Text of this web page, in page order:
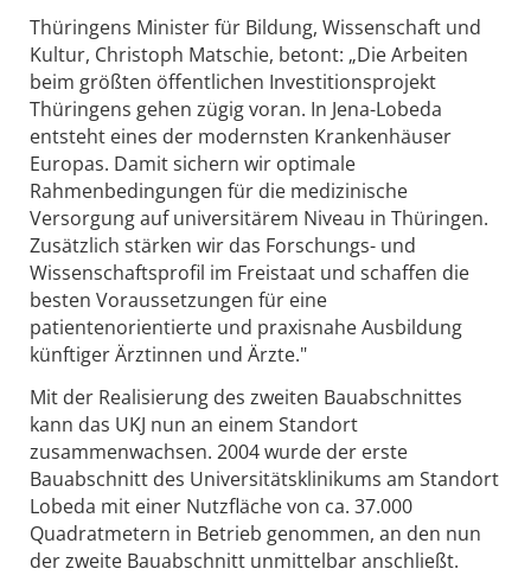
Thüringens Minister für Bildung, Wissenschaft und
Kultur, Christoph Matschie, betont: „Die Arbeiten
beim größten öffentlichen Investitionsprojekt
Thüringens gehen zügig voran. In Jena-Lobeda
entsteht eines der modernsten Krankenhäuser
Europas. Damit sichern wir optimale
Rahmenbedingungen für die medizinische
Versorgung auf universitärem Niveau in Thüringen.
Zusätzlich stärken wir das Forschungs- und
Wissenschaftsprofil im Freistaat und schaffen die
besten Voraussetzungen für eine
patientenorientierte und praxisnahe Ausbildung
künftiger Ärztinnen und Ärzte."
Mit der Realisierung des zweiten Bauabschnittes
kann das UKJ nun an einem Standort
zusammenwachsen. 2004 wurde der erste
Bauabschnitt des Universitätsklinikums am Standort
Lobeda mit einer Nutzfläche von ca. 37.000
Quadratmetern in Betrieb genommen, an den nun
der zweite Bauabschnitt unmittelbar anschließt.